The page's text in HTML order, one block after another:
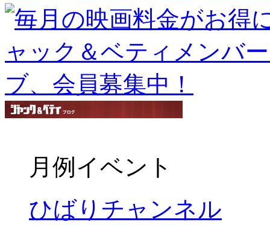
月例イベント
ひばりチャンネル